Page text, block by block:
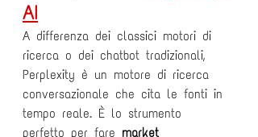
AI
A differenza dei classici motori di
ricerca o dei chatbot tradizionali,
Perplexity è un motore di ricerca
conversazionale che cita le fonti in
tempo reale. È lo strumento
perfetto per fare market